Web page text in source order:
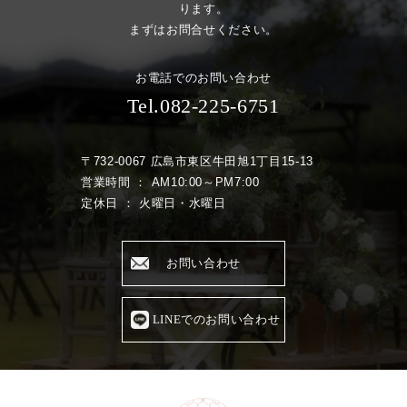
ります。
まずはお問合せください。
お電話でのお問い合わせ
Tel.082-225-6751
〒732-0067 広島市東区牛田旭1丁目15-13
営業時間 ： AM10:00～PM7:00
定休日 ： 火曜日・水曜日
お問い合わせ
LINEでのお問い合わせ